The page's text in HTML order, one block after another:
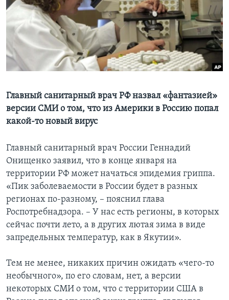
Learning English
СОЦИАЛЬНЫЕ СЕТИ
Языки
Главный санитарный врач РФ назвал «фантазией»
версии СМИ о том, что из Америки в Россию попал
какой-то новый вирус
Главный санитарный врач России Геннадий
Онищенко заявил, что в конце января на
территории РФ может начаться эпидемия гриппа.
«Пик заболеваемости в России будет в разных
регионах по-разному, – пояснил глава
Роспотребнадзора. – У нас есть регионы, в которых
сейчас почти лето, а в других лютая зима в виде
запредельных температур, как в Якутии».
Тем не менее, никаких причин ожидать «чего-то
необычного», по его словам, нет, а версии
некоторых СМИ о том, что с территории США в